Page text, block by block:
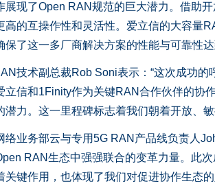
了Open RAN规范的巨大潜力。借助开
高的互操作性和灵活性。爱立信的大容量
保了这一多厂商解决方案的性能与可靠性达
术副总裁Rob Soni表示：“这次成功的
立信和1Finity作为关键RAN合作伙伴的协
潜力。这一里程碑标志着我们朝着开放、
务部云与专用5G RAN产品线负责人
RAN生态中强强联合的变革力量。此
关键作用，也体现了我们对促进协作生态